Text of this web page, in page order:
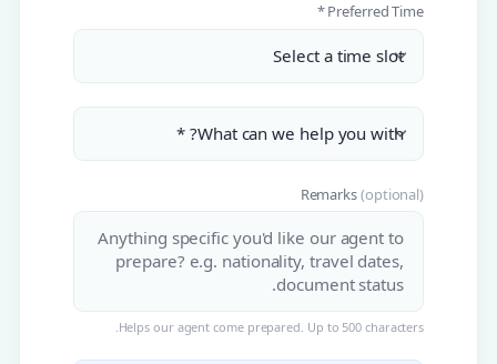
Preferred Time *
Remarks(optional)
Helps our agent come prepared. Up to 500 characters.